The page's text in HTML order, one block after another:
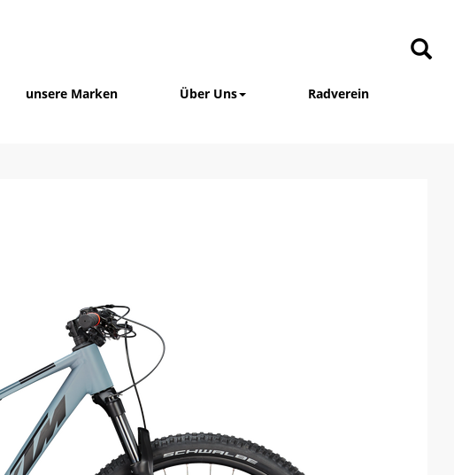
unsere Marken Über Uns Radverein